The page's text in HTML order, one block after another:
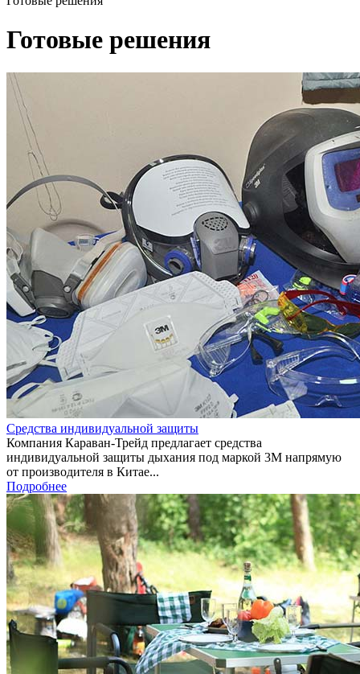
Готовые решения
Средства индивидуальной защиты
Компания Караван-Трейд предлагает средства
индивидуальной защиты дыхания под маркой 3М напрямую
от производителя в Китае...
Подробнее